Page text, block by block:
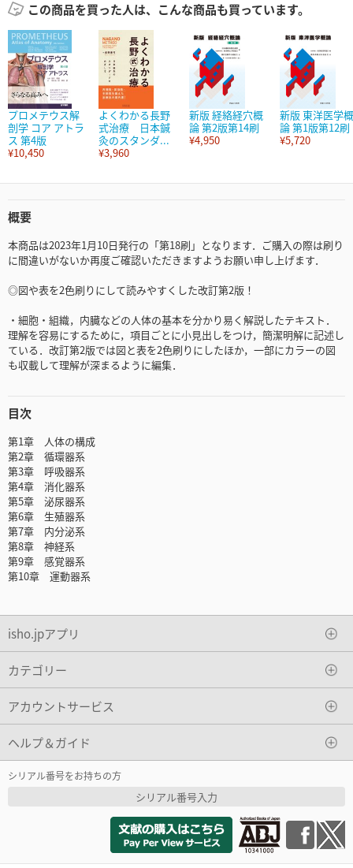
この商品を買った人は、こんな商品も買っています。
プロメテウス解
剖学 コア アトラ
ス 第4版
¥10,450
よくわかる長野
式治療 日本鍼
灸のスタンダ...
¥3,960
新版 経絡経穴概
論 第2版第14刷
¥4,950
新版 東洋医学概
論 第1版第12刷
¥5,720
概要
本商品は2023年1月10日発行の「第18刷」となります．ご購入の際は刷り
に間違いがないか再度ご確認いただきますようお願い申し上げます．
◎図や表を2色刷りにして読みやすくした改訂第2版！
・細胞・組織，内臓などの人体の基本を分かり易く解説したテキスト．
理解を容易にするために，項目ごとに小見出しをつけ，簡潔明解に記述し
ている．改訂第2版では図と表を2色刷りにしたほか，一部にカラーの図
も収載して理解が深まるように編集．
目次
第1章 人体の構成
第2章 循環器系
第3章 呼吸器系
第4章 消化器系
第5章 泌尿器系
第6章 生殖器系
第7章 内分泌系
第8章 神経系
第9章 感覚器系
第10章 運動器系
isho.jpアプリ
カテゴリー
アカウントサービス
ヘルプ＆ガイド
シリアル番号をお持ちの方
シリアル番号入力